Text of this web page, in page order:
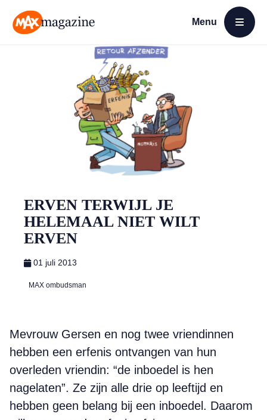
Menu
Open menu
ERVEN TERWIJL JE
HELEMAAL NIET WILT
ERVEN
01 juli 2013
MAX ombudsman
Mevrouw Gersen en nog twee vriendinnen
hebben een erfenis ontvangen van hun
overleden vriendin: “de inboedel is hen
nagelaten”. Ze zijn alle drie op leeftijd en
hebben geen belang bij een inboedel. Daarom